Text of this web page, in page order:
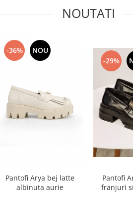
NOUTATI
-36% NOU
Pantofi Arya bej latte
albinuta aurie
-29%
Pantofi
franjuri